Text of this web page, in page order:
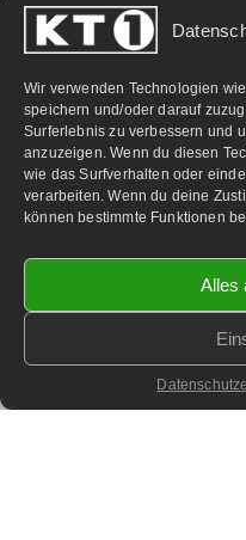
Wir verwenden Technologien
speichern und/oder darauf
Surferlebnis zu verbessern und
anzuzeigen. Wenn du diesen
wie das Surfverhalten oder
verarbeiten. Wenn du deine
können bestimmte Funktionen
Alles
PARTNERLINKS:
2026 KT1
Homepage &